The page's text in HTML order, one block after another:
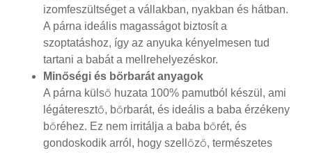
izomfeszültséget a vállakban, nyakban és hátban.
A párna ideális magasságot biztosít a
szoptatáshoz, így az anyuka kényelmesen tud
tartani a babát a mellrehelyezéskor.
Minőségi és bőrbarát anyagok
A párna külső huzata 100% pamutból készül, ami
légáteresztő, bőrbarát, és ideális a baba érzékeny
bőréhez. Ez nem irritálja a baba bőrét, és
gondoskodik arról, hogy szellőző, természetes